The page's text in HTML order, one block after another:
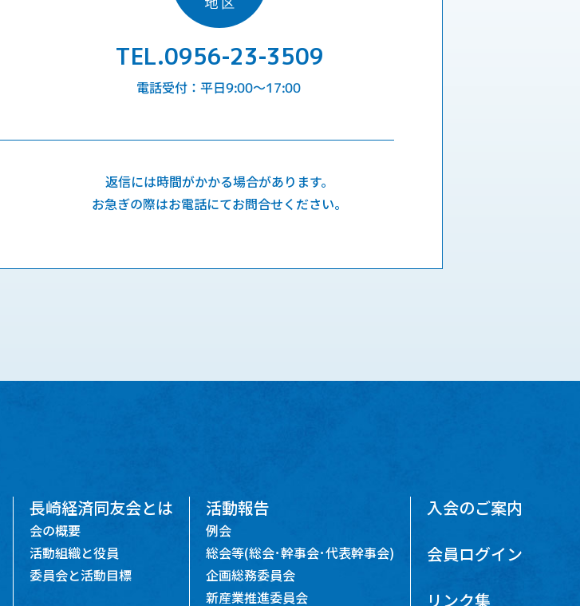
TEL.0956-23-3509
電話受付：平日9:00〜17:00
返信には時間がかかる場合があります。
お急ぎの際はお電話にてお問合せください。
長崎経済同友会とは
会の概要
活動組織と役員
委員会と活動目標
活動報告
例会
総会等(総会･幹事会･代表幹事会)
企画総務委員会
新産業推進委員会
入会のご案内
会員ログイン
リンク集